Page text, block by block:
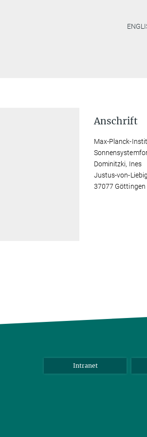
Anschrift
Max-Planck-
Dominitzki, Ines
Justus-von-
37077 Göttingen
Intranet